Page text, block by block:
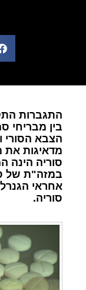
התגברות
בין מבריחי
הצבא הסורי
מדאיגות את
סוריה הינה
במזה"ת של
אחראי
סוריה.